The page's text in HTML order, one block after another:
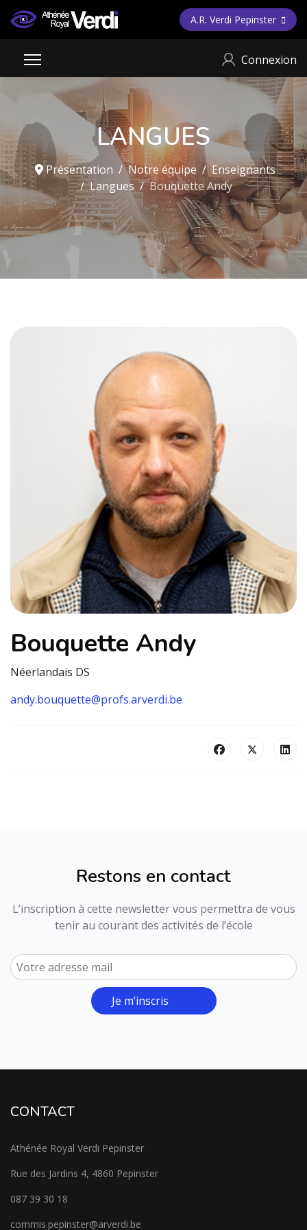
A.R. Verdi Pepinster
Connexion
LANGUES
Présentation Notre équipe
Enseignants
Langues
Bouquette Andy
Bouquette Andy
Néerlandais DS
andy.bouquette@profs.arverdi.be
Restons en contact
L’inscription à cette newsletter vous permettra de vous
tenir au courant des activités de l’école
Je m’inscris
CONTACT
Athénée Royal Verdi Pepinster
Rue des Jardins 4, 4860 Pepinster
087 39 30 18
commis.pepinster@arverdi.be